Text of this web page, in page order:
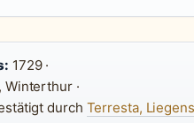
1729 ·
Winterthur ·
durch Terresta,